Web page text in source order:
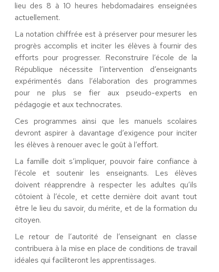
lieu des 8 à 10 heures hebdomadaires enseignées
actuellement.
La notation chiffrée est à préserver pour mesurer les
progrès accomplis et inciter les élèves à fournir des
efforts pour progresser. Reconstruire l’école de la
République nécessite l’intervention d’enseignants
expérimentés dans l’élaboration des programmes
pour ne plus se fier aux pseudo-experts en
pédagogie et aux technocrates.
Ces programmes ainsi que les manuels scolaires
devront aspirer à davantage d’exigence pour inciter
les élèves à renouer avec le goût à l’effort.
La famille doit s’impliquer, pouvoir faire confiance à
l’école et soutenir les enseignants. Les élèves
doivent réapprendre à respecter les adultes qu’ils
côtoient à l’école, et cette dernière doit avant tout
être le lieu du savoir, du mérite, et de la formation du
citoyen.
Le retour de l’autorité de l’enseignant en classe
contribuera à la mise en place de conditions de travail
idéales qui faciliteront les apprentissages.